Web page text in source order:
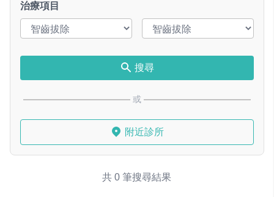
治療項目
搜尋
或
附近診所
共 0 筆搜尋結果